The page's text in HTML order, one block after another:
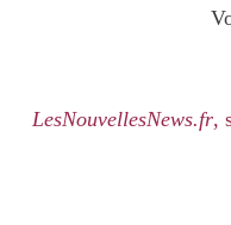
LesNouvellesNews.fr,